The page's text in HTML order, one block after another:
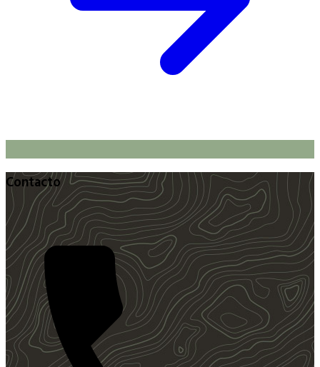
Contacto